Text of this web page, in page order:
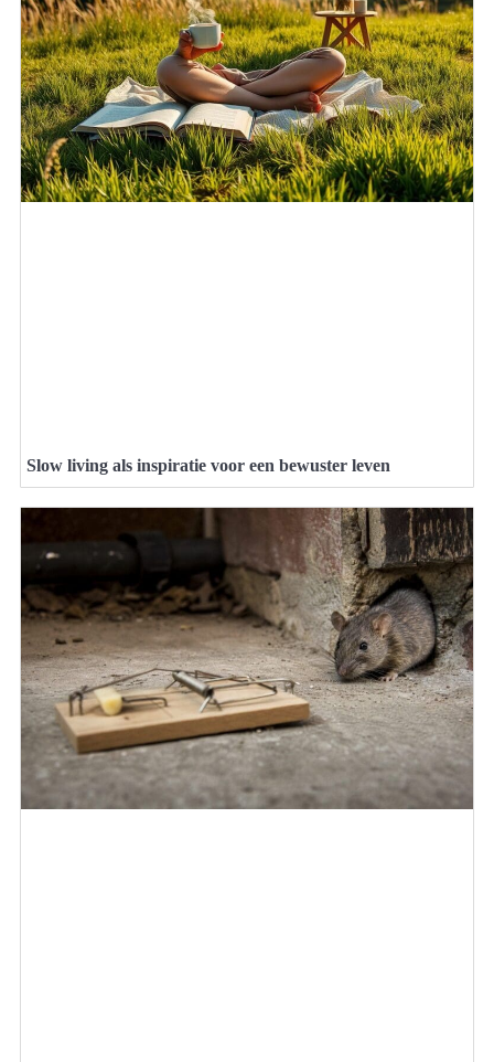
Slow living als inspiratie voor een bewuster leven